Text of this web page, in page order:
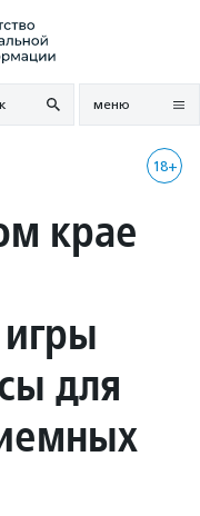
меню
18+
крае
для